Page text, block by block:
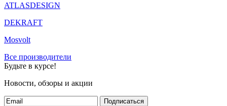
ATLASDESIGN
DEKRAFT
Mosvolt
Все производители
Будьте в курсе!
Новости, обзоры и акции
Подписаться